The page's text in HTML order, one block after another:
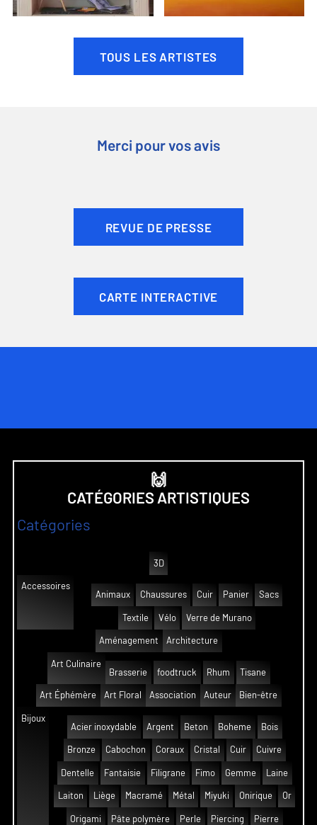
TOUS LES ARTISTES
Merci pour vos avis
REVUE DE PRESSE
CARTE INTERACTIVE
🙌
CATÉGORIES ARTISTIQUES
Catégories
3D
Accessoires
Animaux
Chaussures Cuir Panier Sacs
Textile Vélo Verre de Murano
Aménagement Architecture
Art Culinaire
Brasserie
foodtruck Rhum Tisane
Art Éphémère Art Floral Association Auteur Bien-être
Bijoux
Acier inoxydable
Argent Beton Boheme Bois
Bronze Cabochon Coraux Cristal Cuir Cuivre
Dentelle Fantaisie Filigrane Fimo Gemme Laine
Laiton Liège Macramé Métal Miyuki Onirique Or
Origami Pâte polymère Perle Piercing Pierre